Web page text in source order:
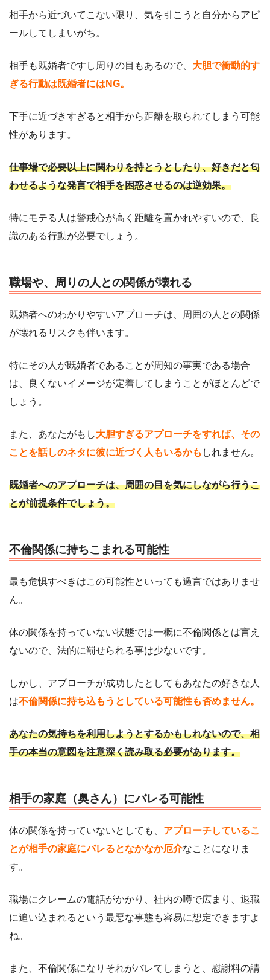
相手から近づいてこない限り、気を引こうと自分からアピ
ールしてしまいがち。
相手も既婚者ですし周りの目もあるので、 大胆で衝動的す
ぎる行動は既婚者にはNG。
下手に近づきすぎると相手から距離を取られてしまう可能
性があります。
仕事場で必要以上に関わりを持とうとしたり、好きだと匂
わせるような発言で相手を困惑させるのは逆効果。
特にモテる人は警戒心が高く距離を置かれやすいので、良
識のある行動が必要でしょう。
職場や、周りの人との関係が壊れる
既婚者へのわかりやすいアプローチは、周囲の人との関係
が壊れるリスクも伴います。
特にその人が既婚者であることが周知の事実である場合
は、良くないイメージが定着してしまうことがほとんどで
しょう。
また、あなたがもし大胆すぎるアプローチをすれば、その
ことを話しのネタに彼に近づく人もいるかも しれません。
既婚者へのアプローチは、周囲の目を気にしながら行うこ
とが前提条件でしょう。
不倫関係に持ちこまれる可能性
最も危惧すべきはこの可能性といっても過言ではありませ
ん。
体の関係を持っていない状態では一概に不倫関係とは言え
ないので、法的に罰せられる事は少ないです。
しかし、アプローチが成功したとしてもあなたの好きな人
は不倫関係に持ち込もうとしている可能性も否めません。
あなたの気持ちを利用しようとするかもしれないので、相
手の本当の意図を注意深く読み取る必要があります。
相手の家庭（奥さん）にバレる可能性
体の関係を持っていないとしても、 アプローチしているこ
とが相手の家庭にバレるとなかなか厄介なことになりま
す。
職場にクレームの電話がかかり、社内の噂で広まり、退職
に追い込まれるという最悪な事態も容易に想定できますよ
ね。
また、不倫関係になりそれがバレてしまうと、慰謝料の請